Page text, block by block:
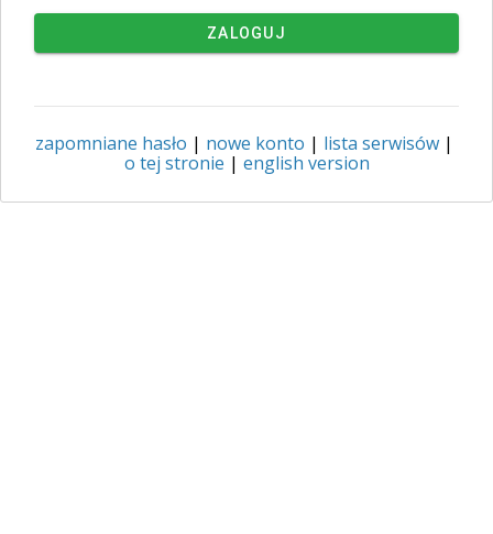
ZALOGUJ
zapomniane hasło | nowe konto | lista serwisów |
o tej stronie | english version